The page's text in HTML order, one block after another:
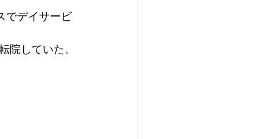
でデイサービ
していた。